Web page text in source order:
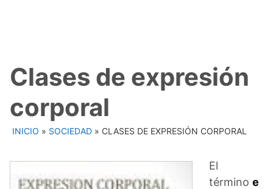
Clases de expresión
corporal
INICIO » SOCIEDAD » CLASES DE EXPRESIÓN CORPORAL
El
término e